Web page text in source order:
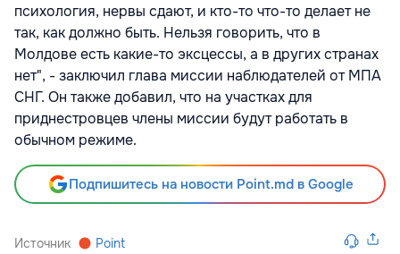
психология, нервы сдают, и кто-то что-то делает не
так, как должно быть. Нельзя говорить, что в
Молдове есть какие-то эксцессы, а в других странах
нет", - заключил глава миссии наблюдателей от МПА
СНГ. Он также добавил, что на участках для
приднестровцев члены миссии будут работать в
обычном режиме.
Подпишитесь на новости Point.md в Google
Источник Point